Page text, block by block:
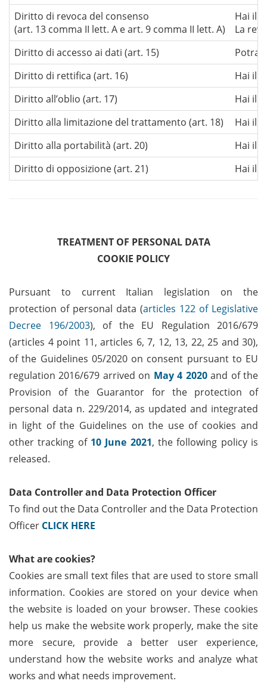
Diritto di revoca del consenso
(art. 13 comma II lett. A e art. 9 comma II lett. A)
Hai il
La
Diritto di accesso ai dati (art. 15)
Potrai
Diritto di rettifica (art. 16)
Hai il
Diritto all’oblio (art. 17)
Hai il
Diritto alla limitazione del trattamento (art. 18)
Hai il
Diritto alla portabilità (art. 20)
Hai il
Diritto di opposizione (art. 21)
Hai il
TREATMENT OF PERSONAL DATA
COOKIE POLICY
Pursuant to current Italian legislation on the
protection of personal data (articles 122 of Legislative
Decree 196/2003), of the EU Regulation 2016/679
(articles 4 point 11, articles 6, 7, 12, 13, 22, 25 and 30),
of the Guidelines 05/2020 on consent pursuant to EU
regulation 2016/679 arrived on May 4 2020and of the
Provision of the Guarantor for the protection of
personal data n. 229/2014, as updated and integrated
in light of the Guidelines on the use of cookies and
other tracking of 10 June 2021, the following policy is
released.
Data Controller and Data Protection Officer
To find out the Data Controller and the Data Protection
Officer CLICK HERE
What are cookies?
Cookies are small text files that are used to store small
information. Cookies are stored on your device when
the website is loaded on your browser. These cookies
help us make the website work properly, make the site
more secure, provide a better user experience,
understand how the website works and analyze what
works and what needs improvement.